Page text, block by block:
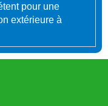
pour une
extérieure à